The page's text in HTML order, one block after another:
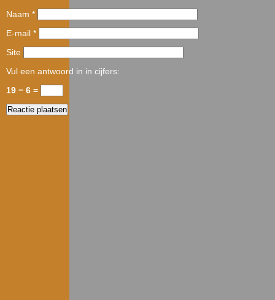
Naam *
E-mail *
Site
Vul een antwoord in in cijfers:
19 − 6 =